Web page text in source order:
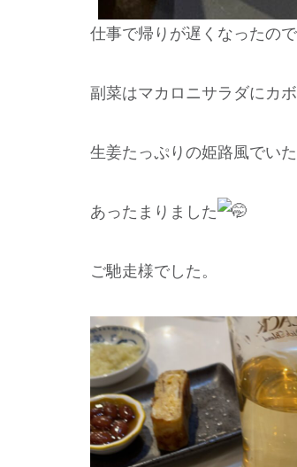
仕事で帰りが遅くなったの
副菜はマカロニサラダにカ
生姜たっぷりの姫路風でい
あったまりました
ご馳走様でした。